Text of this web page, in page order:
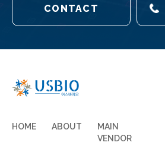
CONTACT
HOME ABOUT
MAIN
VENDOR